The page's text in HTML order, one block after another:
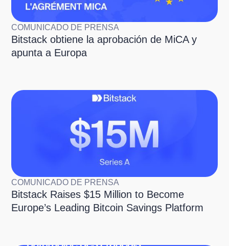
COMUNICADO DE PRENSA
Bitstack obtiene la aprobación de MiCA y
apunta a Europa
COMUNICADO DE PRENSA
Bitstack Raises $15 Million to Become
Europe’s Leading Bitcoin Savings Platform